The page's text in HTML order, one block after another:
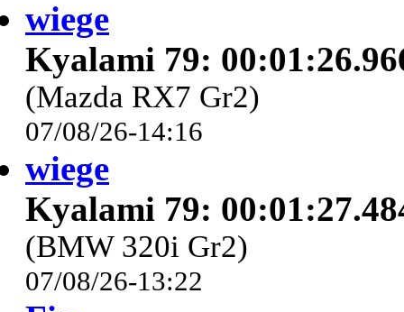
wiege
Kyalami 79:
(Mazda RX7 Gr2)
07/08/26-14:16
wiege
Kyalami 79:
(BMW 320i Gr2)
07/08/26-13:22